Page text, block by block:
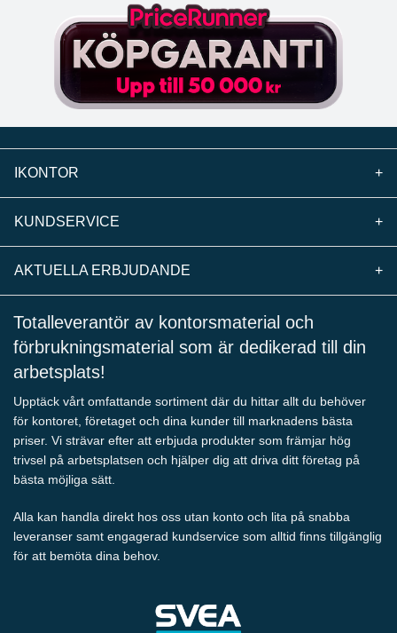
IKONTOR +
KUNDSERVICE +
AKTUELLA ERBJUDANDE +
Totalleverantör av kontorsmaterial och
förbrukningsmaterial som är dedikerad till din
arbetsplats!
Upptäck vårt omfattande sortiment där du hittar allt du behöver
för kontoret, företaget och dina kunder till marknadens bästa
priser. Vi strävar efter att erbjuda produkter som främjar hög
trivsel på arbetsplatsen och hjälper dig att driva ditt företag på
bästa möjliga sätt.
Alla kan handla direkt hos oss utan konto och lita på snabba
leveranser samt engagerad kundservice som alltid finns tillgänglig
för att bemöta dina behov.